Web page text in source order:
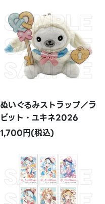
ぬいぐるみストラップ／ラ
ビット・ユキネ2026
1,700円(税込)